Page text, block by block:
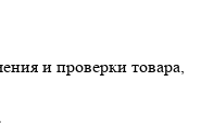
и проверки товара,